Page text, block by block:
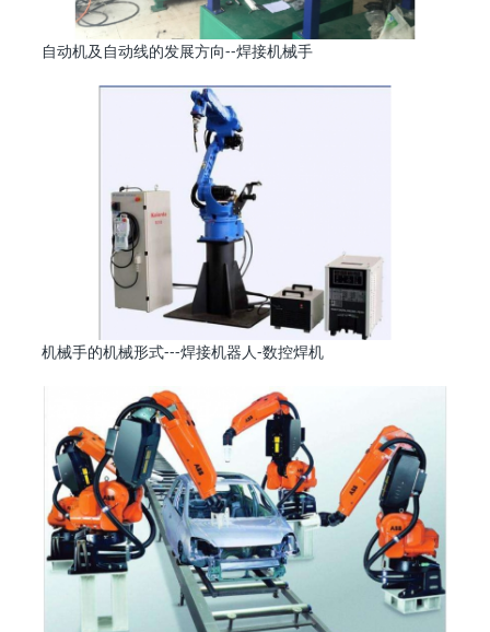
自动机及自动线的发展方向--焊接机械手
机械手的机械形式---焊接机器人-数控焊机